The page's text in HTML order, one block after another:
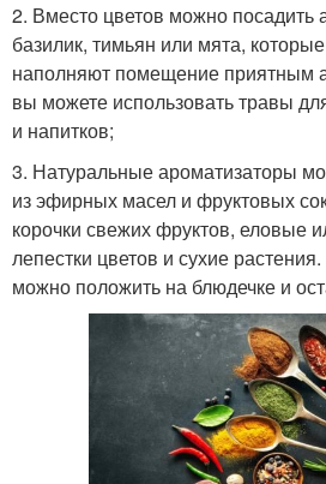
2. Вместо цветов можно
базилик, тимьян или мята,
наполняют помещение приятным
вы можете использовать травы
и напитков;
3. Натуральные ароматизаторы
из эфирных масел и фруктовых
корочки свежих фруктов, еловые
лепестки цветов и сухие
можно положить на блюдечке и